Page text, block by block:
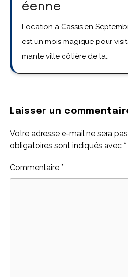
éenne
Location à Cassis en
est un mois magique pour
mante ville côtière de la…
Laisser un
Votre adresse e-mail ne sera
obligatoires sont indiqués avec *
Commentaire *